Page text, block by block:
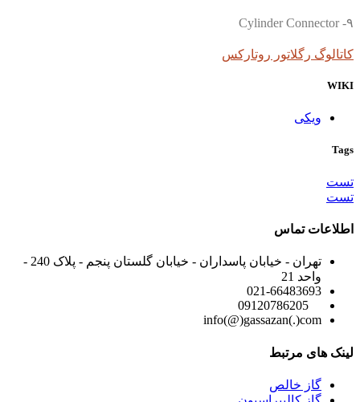
۹- Cylinder Connector
کاتالوگ رگلاتور روتارکس
WIKI
ویکی
Tags
تست
تست
اطلاعات تماس
تهران - خیابان پاسداران - خیابان گلستان پنجم - پلاک 240 -
واحد 21
021-66483693
info(@)gassazan(.)com
لینک های مرتبط
گاز خالص